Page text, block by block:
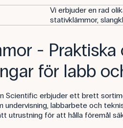
Vi erbjuder en rad
stativklämmor,
-
för labb
Scientific erbjuder ett brett
undervisning, labbarbete och
utrustning för att hålla föremål